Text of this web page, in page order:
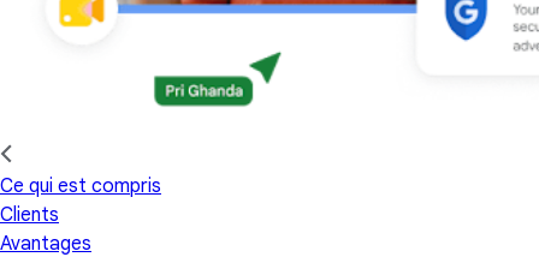
Ce qui est compris
Clients
Avantages